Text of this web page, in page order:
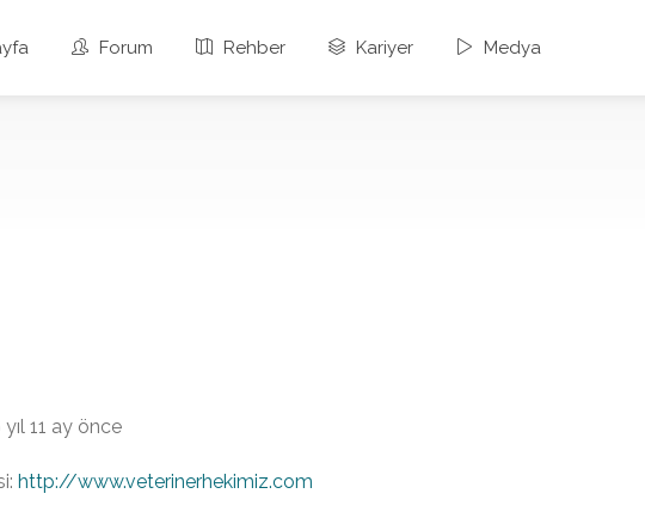
Forum Rehber Kariyer Medya
yıl 11 ay önce
http://www.veterinerhekimiz.com